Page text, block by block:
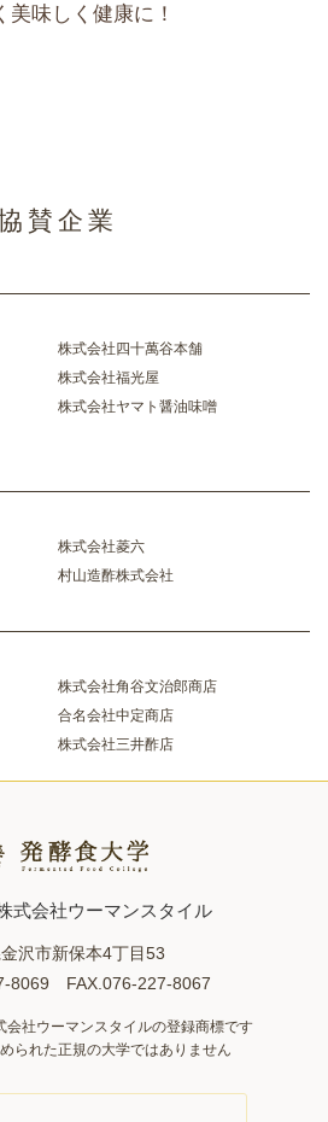
味しく健康に！
賛企業
株式会社四十萬谷本舗
株式会社福光屋
株式会社ヤマト醤油味噌
株式会社菱六
村山造酢株式会社
株式会社角谷文治郎商店
合名会社中定商店
株式会社三井酢店
式会社ウーマンスタイル
沢市新保本4丁目53
8069 FAX.076-227-8067
会社ウーマンスタイルの登録商標です
られた正規の大学ではありません